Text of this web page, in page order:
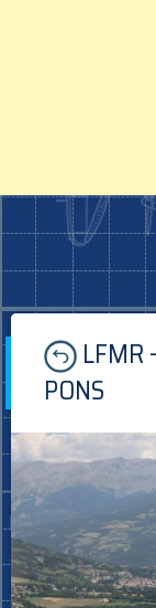
Skip
content
LFMR
PONS